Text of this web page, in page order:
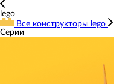
lego
Все конструкторы lego
Серии